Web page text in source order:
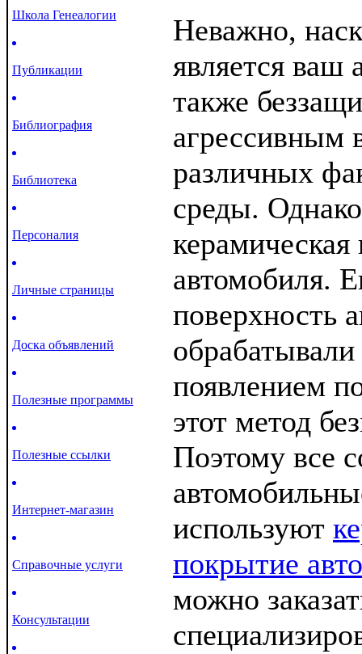
Школа Генеалогии
Публикации
Библиография
Библиотека
Персоналия
Личные страницы
Доска объявлений
Полезные программы
Полезные ссылки
Интернет-магазин
Справочные услуги
Консультации
Неважно,
является ваш
также
агрессивным
различных
среды.
керамическая
автомобиля.
поверхность
появлением
этот метод
Поэтому все
используют
покрытие
можно